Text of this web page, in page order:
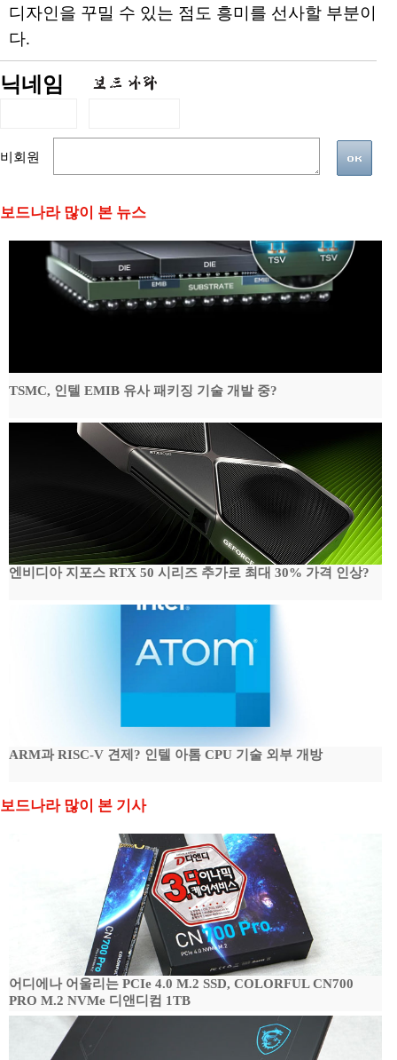
디자인을 꾸밀 수 있는 점도 흥미를 선사할 부분이
다.
닉네임
비회원
보드나라 많이 본 뉴스
TSMC, 인텔 EMIB 유사 패키징 기술 개발 중?
엔비디아 지포스 RTX 50 시리즈 추가로 최대 30% 가격 인상?
ARM과 RISC-V 견제? 인텔 아톰 CPU 기술 외부 개방
보드나라 많이 본 기사
어디에나 어울리는 PCIe 4.0 M.2 SSD, COLORFUL CN700
PRO M.2 NVMe 디앤디컴 1TB